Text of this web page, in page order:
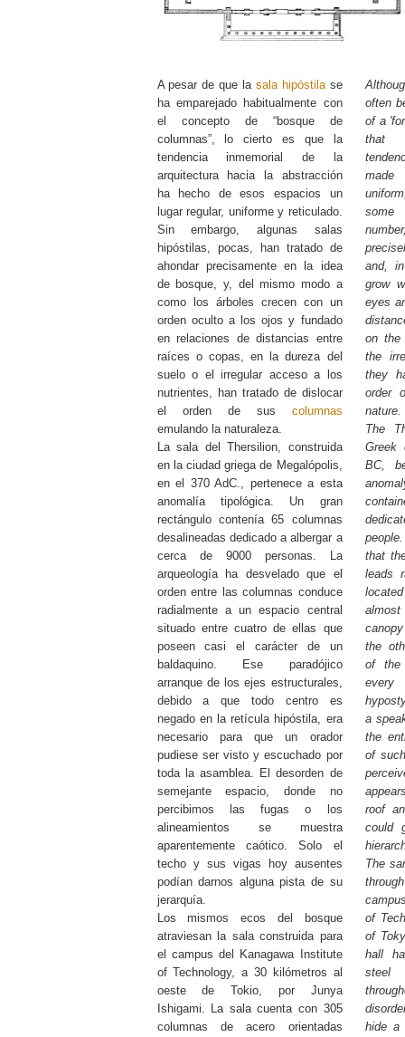
A pesar de que la sala hipóstilase
ha emparejado habitualmente con
el concepto de “bosque de
columnas”, lo cierto es que la
tendencia inmemorial de la
arquitectura hacia la abstracción
ha hecho de esos espacios un
lugar regular, uniforme y reticulado.
Sin embargo, algunas salas
hipóstilas, pocas, han tratado de
ahondar precisamente en la idea
de bosque, y, del mismo modo a
como los árboles crecen con un
orden oculto a los ojos y fundado
en relaciones de distancias entre
raíces o copas, en la dureza del
suelo o el irregular acceso a los
nutrientes, han tratado de dislocar
el orden de sus columnas
emulando la naturaleza.
La sala del Thersilion, construida
en la ciudad griega de Megalópolis,
en el 370 AdC., pertenece a esta
anomalía tipológica. Un gran
rectángulo contenía 65 columnas
desalineadas dedicado a albergar a
cerca de 9000 personas. La
arqueología ha desvelado que el
orden entre las columnas conduce
radialmente a un espacio central
situado entre cuatro de ellas que
poseen casi el carácter de un
baldaquino. Ese paradójico
arranque de los ejes estructurales,
debido a que todo centro es
negado en la retícula hipóstila, era
necesario para que un orador
pudiese ser visto y escuchado por
toda la asamblea. El desorden de
semejante espacio, donde no
percibimos las fugas o los
alineamientos se muestra
aparentemente caótico. Solo el
techo y sus vigas hoy ausentes
podían darnos alguna pista de su
jerarquía.
Los mismos ecos del bosque
atraviesan la sala construida para
el campus del Kanagawa Institute
of Technology, a 30 kilómetros al
oeste de Tokio, por Junya
Ishigami. La sala cuenta con 305
columnas de acero orientadas
often
of a
that
some
and,
grow
eyes
on the
the
they
order
nature.
The
Greek
BC,
that
leads
the
of the
every
a
the
of
roof
could
The
of
of
hall
steel
hide a